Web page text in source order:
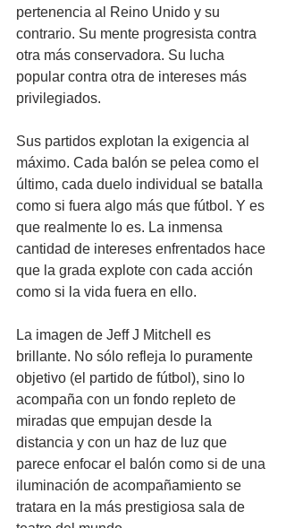
pertenencia al Reino Unido y su
contrario. Su mente progresista contra
otra más conservadora. Su lucha
popular contra otra de intereses más
privilegiados.
Sus partidos explotan la exigencia al
máximo. Cada balón se pelea como el
último, cada duelo individual se batalla
como si fuera algo más que fútbol. Y es
que realmente lo es. La inmensa
cantidad de intereses enfrentados hace
que la grada explote con cada acción
como si la vida fuera en ello.
La imagen de Jeff J Mitchell es
brillante. No sólo refleja lo puramente
objetivo (el partido de fútbol), sino lo
acompaña con un fondo repleto de
miradas que empujan desde la
distancia y con un haz de luz que
parece enfocar el balón como si de una
iluminación de acompañamiento se
tratara en la más prestigiosa sala de